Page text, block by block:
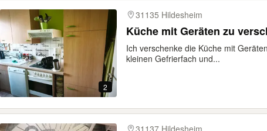
2
31135 Hildesheim
Küche mit Geräten zu
Ich verschenke die Küche mit
kleinen Gefrierfach und...
31137 Hildesheim